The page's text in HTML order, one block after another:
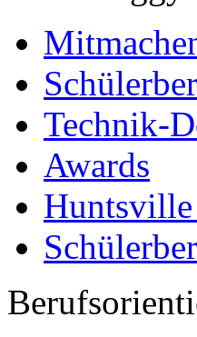
Technik-
Awards